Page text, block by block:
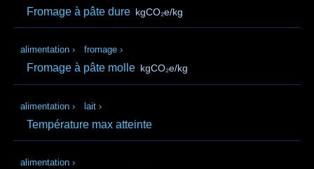
Fromage à pâte dure kgCO₂e/kg
alimentation › fromage ›
Fromage à pâte molle kgCO₂e/kg
alimentation › lait ›
Température max atteinte
alimentation ›